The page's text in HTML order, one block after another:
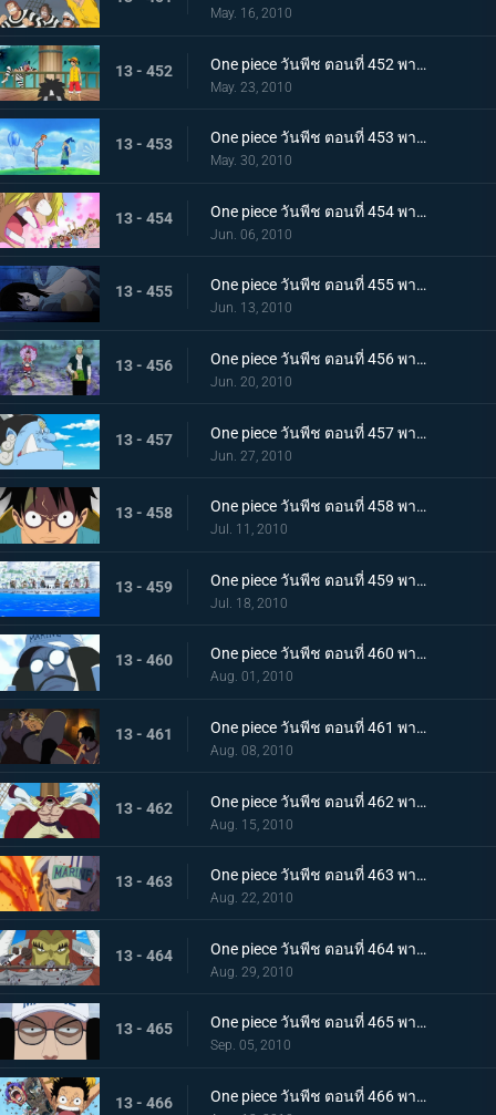
May. 16, 2010
13 - 452 One piece วันพีช ตอนที่ 452 พากย์ไทย เป้าหมายคือศูนย์ใหญ่กองทัพเรือ! เตรียมออกเรือไปช่วยเอส!
May. 23, 2010
13 - 453 One piece วันพีช ตอนที่ 453 พากย์ไทย พรรคพวกอยู่ไหนกันบ้าง รายงานจากเกาะเวเธอเรียและสัตว์ไซบอร์ก
May. 30, 2010
13 - 454 One piece วันพีช ตอนที่ 454 พากย์ไทย พรรคพวกอยู่ไหนกันบ้าง นกน้อยของแม่นกยักษ์และการประจันหน้าสีชมพู!
Jun. 06, 2010
13 - 455 One piece วันพีช ตอนที่ 455 พากย์ไทย พรรคพวกอยู่ไหนกันบ้าง กองทัพปฏิวัติและกับดักในป่าชูชก!
Jun. 13, 2010
13 - 456 One piece วันพีช ตอนที่ 456 พากย์ไทย พรรคพวกอยู่ไหนกันบ้าง ป้ายหลุมศพยักษ์และหนี้บุญคุณกางเกงใน
Jun. 20, 2010
13 - 457 One piece วันพีช ตอนที่ 457 พากย์ไทย ตอนพิเศษรำลึกความหลังก่อนถึงศูนย์ใหญ่ - คำสาบานของพี่น้อง!
Jun. 27, 2010
13 - 458 One piece วันพีช ตอนที่ 458 พากย์ไทย ตอนพิเศษรำลึกความหลังก่อนถึงศูนย์ใหญ่ - การรวมตัวของสามพลเรือเอก
Jul. 11, 2010
13 - 459 One piece วันพีช ตอนที่ 459 พากย์ไทย เวลาออกศึกใกล้มาถึง! ทัพแกร่งไร้เทียมทานของกองทัพเรือ!
Jul. 18, 2010
13 - 460 One piece วันพีช ตอนที่ 460 พากย์ไทย กองเรือมหึมาปรากฏ! กลุ่มโจรสลัดหนวดขาวบุกมาแล้ว
Aug. 01, 2010
13 - 461 One piece วันพีช ตอนที่ 461 พากย์ไทย ศึกตัดสินเริ่มเปิดม่าน! อดีตระหว่าง เอส กับ หนวดขาว!
Aug. 08, 2010
13 - 462 One piece วันพีช ตอนที่ 462 พากย์ไทย พลังทำลายล้างโลก! ความสามารถของ ผลกุระ-กุระ
Aug. 15, 2010
13 - 463 One piece วันพีช ตอนที่ 463 พากย์ไทย เผาทุกสิ่งจนมอดไหม้!! พลังของพลเรือเอกอาคาอินุ!
Aug. 22, 2010
13 - 464 One piece วันพีช ตอนที่ 464 พากย์ไทย ลูกหลานของปีศาจ! ลิตเติ้ลออสจูเนียร์! จู่โจม
Aug. 29, 2010
13 - 465 One piece วันพีช ตอนที่ 465 พากย์ไทย ผู้ชนะเท่านั้นที่ถูกต้อง! แผนของเซ็นโงคุเริ่มออกลาย!
Sep. 05, 2010
13 - 466 One piece วันพีช ตอนที่ 466 พากย์ไทย ทีมหมวกฟางมาถึงแล้ว! สนามรบเดือดถึงขีดสุด